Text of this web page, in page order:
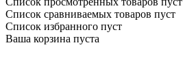
Список сравниваемых товаров пуст
Список избранного пуст
Ваша корзина пуста